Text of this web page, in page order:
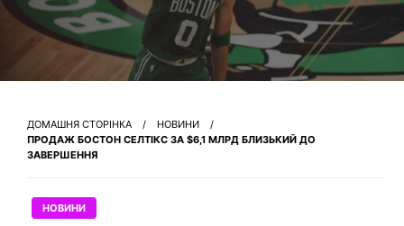
ДОМАШНЯ СТОРІНКА
НОВИНИ
ПРОДАЖ БОСТОН СЕЛТІКС ЗА $6,1 МЛРД БЛИЗЬКИЙ ДО
ЗАВЕРШЕННЯ
НОВИНИ